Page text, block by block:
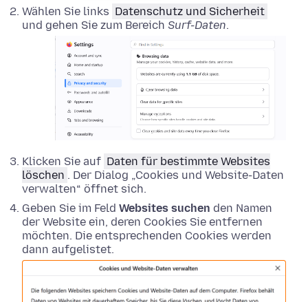
Wählen Sie links Datenschutz und Sicherheit
und gehen Sie zum Bereich Surf-Daten.
Klicken Sie auf Daten für bestimmte Websites
löschen . Der Dialog „Cookies und Website-Daten
verwalten“ öffnet sich.
Geben Sie im Feld Websites suchen den Namen
der Website ein, deren Cookies Sie entfernen
möchten. Die entsprechenden Cookies werden
dann aufgelistet.